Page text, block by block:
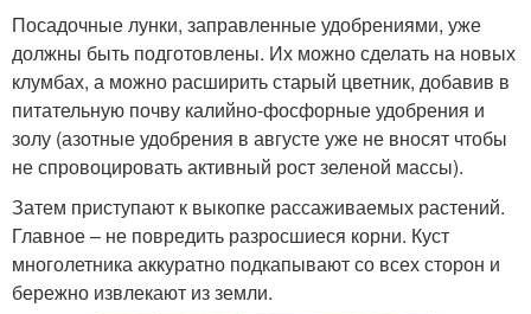
Посадочные лунки, заправленные удобрениями, уже
должны быть подготовлены. Их можно сделать на новых
клумбах, а можно расширить старый цветник, добавив в
питательную почву калийно-фосфорные удобрения и
золу (азотные удобрения в августе уже не вносят чтобы
не спровоцировать активный рост зеленой массы).
Затем приступают к выкопке рассаживаемых растений.
Главное – не повредить разросшиеся корни. Куст
многолетника аккуратно подкапывают со всех сторон и
бережно извлекают из земли.